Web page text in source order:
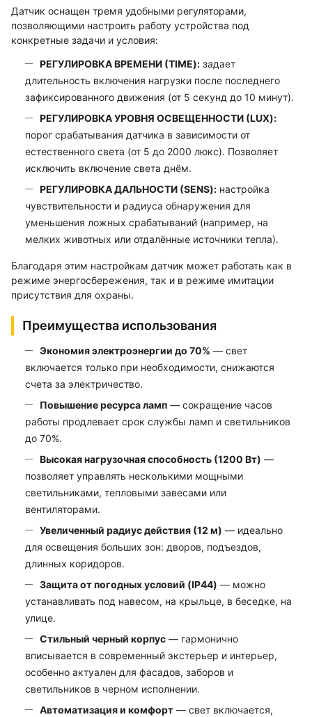
Датчик оснащен тремя удобными регуляторами,
позволяющими настроить работу устройства под
конкретные задачи и условия:
РЕГУЛИРОВКА ВРЕМЕНИ (TIME): задает
длительность включения нагрузки после последнего
зафиксированного движения (от 5 секунд до 10 минут).
РЕГУЛИРОВКА УРОВНЯ ОСВЕЩЕННОСТИ (LUX):
порог срабатывания датчика в зависимости от
естественного света (от 5 до 2000 люкс). Позволяет
исключить включение света днём.
РЕГУЛИРОВКА ДАЛЬНОСТИ (SENS): настройка
чувствительности и радиуса обнаружения для
уменьшения ложных срабатываний (например, на
мелких животных или отдалённые источники тепла).
Благодаря этим настройкам датчик может работать как в
режиме энергосбережения, так и в режиме имитации
присутствия для охраны.
Преимущества использования
Экономия электроэнергии до 70% — свет
включается только при необходимости, снижаются
счета за электричество.
Повышение ресурса ламп — сокращение часов
работы продлевает срок службы ламп и светильников
до 70%.
Высокая нагрузочная способность (1200 Вт) —
позволяет управлять несколькими мощными
светильниками, тепловыми завесами или
вентиляторами.
Увеличенный радиус действия (12 м) — идеально
для освещения больших зон: дворов, подъездов,
длинных коридоров.
Защита от погодных условий (IP44) — можно
устанавливать под навесом, на крыльце, в беседке, на
улице.
Стильный черный корпус — гармонично
вписывается в современный экстерьер и интерьер,
особенно актуален для фасадов, заборов и
светильников в черном исполнении.
Автоматизация и комфорт — свет включается,